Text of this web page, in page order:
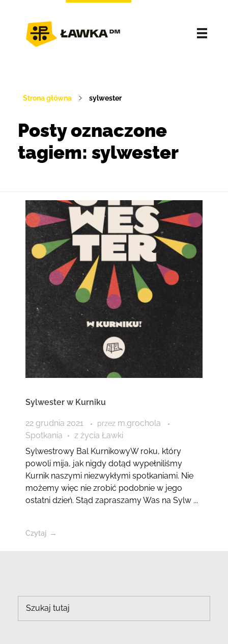
Strona główna sylwester
Posty oznaczone
tagiem: sylwester
Sylwester w Kurniku
22 grudnia 2021 przez m.grochola
Spotkania
z życia Ławki
Sylwestrowy Bal KurnikowyW roku, który
powoli mija, jak nigdy dotąd wypełniliśmy
Kurnik naszymi niezwykłymi spotkaniami. Nie
możemy więc nie zrobić podobnie w jego
ostatni dzień. Stąd zapraszamy Was na Sylw ...
Czytaj